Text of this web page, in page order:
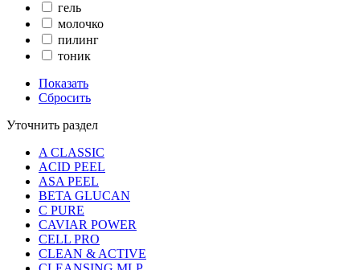
гель
молочко
пилинг
тоник
Показать
Сбросить
Уточнить раздел
A CLASSIC
ACID PEEL
ASA PEEL
BETA GLUCAN
C PURE
CAVIAR POWER
CELL PRO
CLEAN & ACTIVE